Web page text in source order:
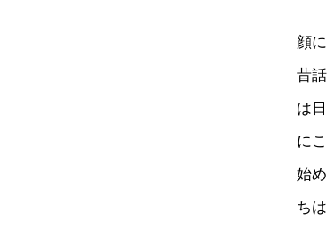
顔
昔
は
に
始
ち